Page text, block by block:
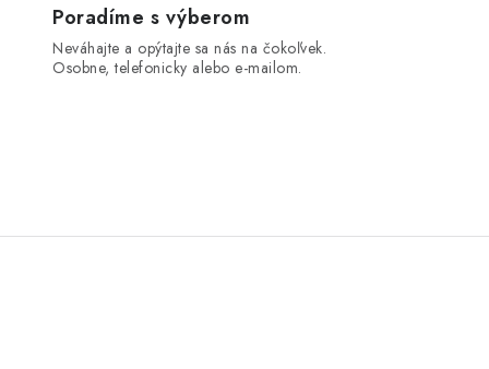
Poradíme s výberom
Neváhajte a opýtajte sa nás na čokoľvek.
Osobne, telefonicky alebo e-mailom.